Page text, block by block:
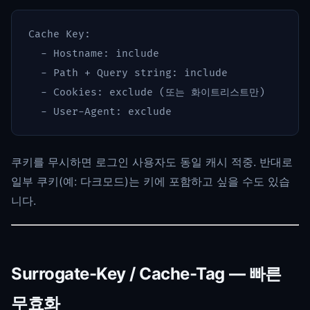
Cache Key:
  - Hostname: include
  - Path + Query string: include
  - Cookies: exclude (또는 화이트리스트만)
쿠키를 무시하면 로그인 사용자도 동일 캐시 적중. 반대로
일부 쿠키(예: 다크모드)는 키에 포함하고 싶을 수도 있습
니다.
Surrogate-Key / Cache-Tag — 빠른
무효화